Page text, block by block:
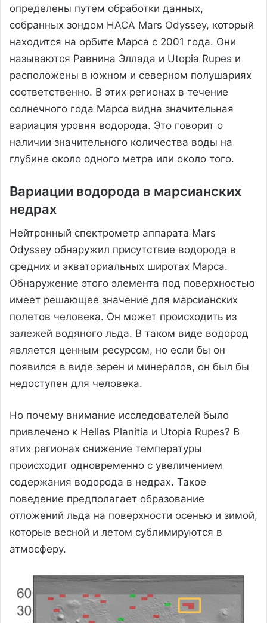
определены путем обработки данных,
собранных зондом НАСА Mars Odyssey, который
находится на орбите Марса с 2001 года. Они
называются Равнина Эллада и Utopia Rupes и
расположены в южном и северном полушариях
соответственно. В этих регионах в течение
солнечного года Марса видна значительная
вариация уровня водорода. Это говорит о
наличии значительного количества воды на
глубине около одного метра или около того.
Вариации водорода в марсианских
недрах
Нейтронный спектрометр аппарата Mars
Odyssey обнаружил присутствие водорода в
средних и экваториальных широтах Марса.
Обнаружение этого элемента под поверхностью
имеет решающее значение для марсианских
полетов человека. Он может происходить из
залежей водяного льда. В таком виде водород
является ценным ресурсом, но если бы он
появился в виде зерен и минералов, он был бы
недоступен для человека.
Но почему внимание исследователей было
привлечено к Hellas Planitia и Utopia Rupes? В
этих регионах снижение температуры
происходит одновременно с увеличением
содержания водорода в недрах. Такое
поведение предполагает образование
отложений льда на поверхности осенью и зимой,
которые весной и летом сублимируются в
атмосферу.